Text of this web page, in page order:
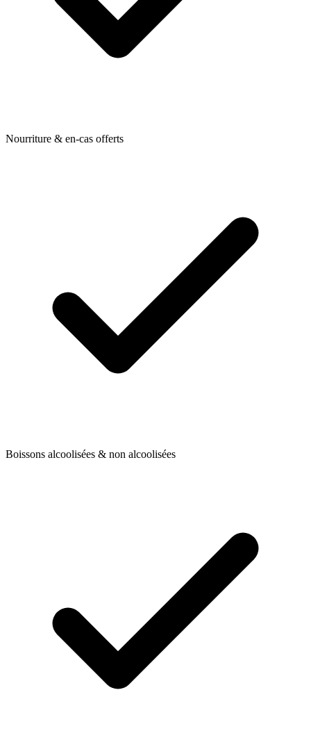
Nourriture & en-cas offerts
Boissons alcoolisées & non alcoolisées